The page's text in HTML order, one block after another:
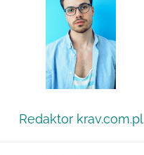
Redaktor krav.com.pl